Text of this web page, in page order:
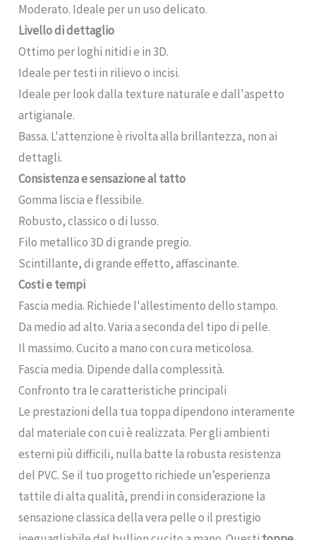
Moderato. Ideale per un uso delicato.
Livello di dettaglio
Ottimo per loghi nitidi e in 3D.
Ideale per testi in rilievo o incisi.
Ideale per look dalla texture naturale e dall'aspetto
artigianale.
Bassa. L'attenzione è rivolta alla brillantezza, non ai
dettagli.
Consistenza e sensazione al tatto
Gomma liscia e flessibile.
Robusto, classico o di lusso.
Filo metallico 3D di grande pregio.
Scintillante, di grande effetto, affascinante.
Costi e tempi
Fascia media. Richiede l'allestimento dello stampo.
Da medio ad alto. Varia a seconda del tipo di pelle.
Il massimo. Cucito a mano con cura meticolosa.
Fascia media. Dipende dalla complessità.
Confronto tra le caratteristiche principali
Le prestazioni della tua toppa dipendono interamente
dal materiale con cui è realizzata. Per gli ambienti
esterni più difficili, nulla batte la robusta resistenza
del PVC. Se il tuo progetto richiede un’esperienza
tattile di alta qualità, prendi in considerazione la
sensazione classica della vera pelle o il prestigio